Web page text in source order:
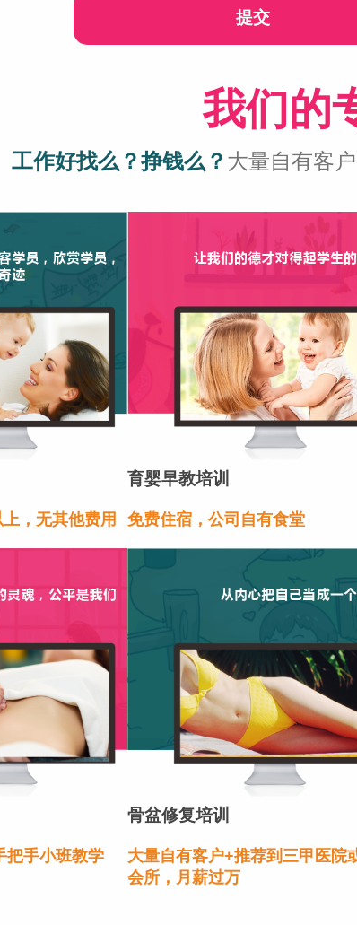
提交
我们的
工作好找么？挣钱么？ 大量自有客
，无其他费用
育婴早教培训
免费住宿，公司自有食堂
把手小班教学
骨盆修复培训
大量自有客户+推荐到三甲医院
会所，月薪过万